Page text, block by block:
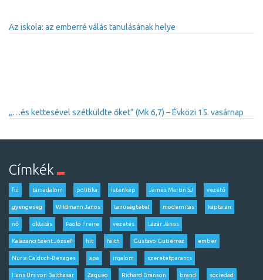
Az iskola: az emberré válás tanulásának helye
„…és kettesével szétküldte őket” (Mk 6,7) – Évközi 15. vasárnap
Címkék
fiú társadalom politika istenkép James Martin SJ vezető
gyengeség Wildmann János tanúságtétel modernitás káptalan
nő oktatás Paolo Freire vezetés Lázár János
Kalazanci Szent József hit faith Gustavo Gutiérrez ember
Nuria Calduch-Benages apa irgalom szeretetparancs
Hans Urs von Balthasar Zaqueo Richard Branson brand sociedad